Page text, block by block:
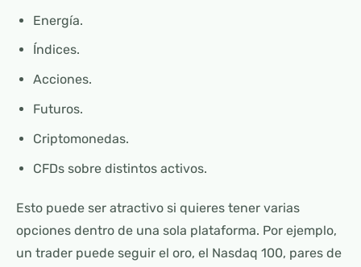
Energía.
Índices.
Acciones.
Futuros.
Criptomonedas.
CFDs sobre distintos activos.
Esto puede ser atractivo si quieres tener varias
opciones dentro de una sola plataforma. Por ejemplo,
un trader puede seguir el oro, el Nasdaq 100, pares de